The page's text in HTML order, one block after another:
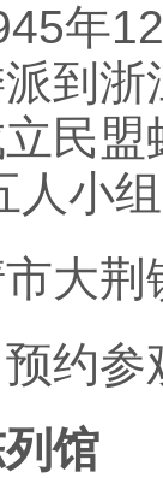
12
到
民
人小
大荆
约参
馆